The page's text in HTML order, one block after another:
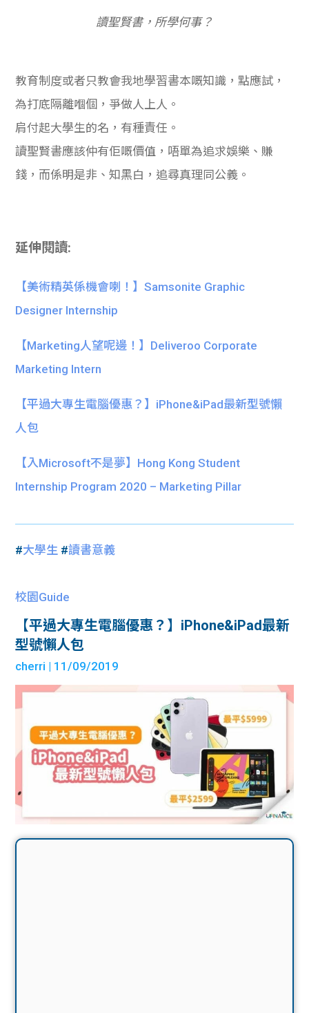
讀聖賢書，所學何事？
教育制度或者只教會我地學習書本嘅知識，點應試，
為打底隔離嗰個，爭做人上人。
肩付起大學生的名，有種責任。
讀聖賢書應該仲有佢嘅價值，唔單為追求娛樂、賺
錢，而係明是非、知黑白，追尋真理同公義。
延伸閱讀:
【美術精英係機會喇！】Samsonite Graphic
Designer Internship
【Marketing人望呢邊！】Deliveroo Corporate
Marketing Intern
【平過大專生電腦優惠？】iPhone&iPad最新型號懶
人包
【入Microsoft不是夢】Hong Kong Student
Internship Program 2020 – Marketing Pillar
#大學生 #讀書意義
校園Guide
【平過大專生電腦優惠？】iPhone&iPad最新
型號懶人包
cherri | 11/09/2019